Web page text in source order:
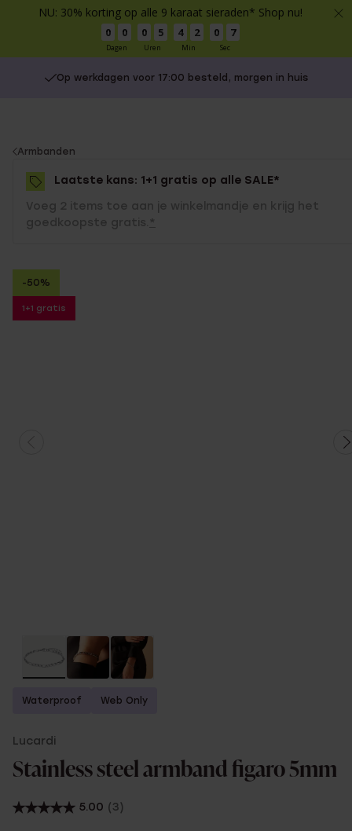
NU: 30% korting op alle 9 karaat sieraden* Shop nu!
0 0
Dagen
0 5
Uren
4 2
Min
0 6
Sec
Op werkdagen voor 17:00 besteld, morgen in huis
You
are
here:
Armbanden
Laatste kans: 1+1 gratis op alle SALE*
Voeg 2 items toe aan je winkelmandje en krijg het
goedkoopste gratis. *
-50%
1+1 gratis
Waterproof Web Only
Lucardi
Stainless steel armband figaro 5mm
5.00 (3)